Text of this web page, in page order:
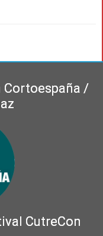
Cortoespaña /
CutreCon